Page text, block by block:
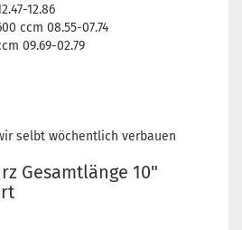
12.86
ccm 08.55-07.74
09.69-02.79
selbt wöchentlich verbauen
Gesamtlänge 10"